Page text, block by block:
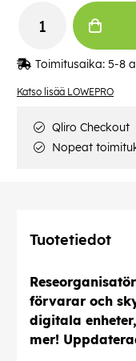
Katso lisää LOWEPRO
Toimitusaika: 5-8
Qliro Checkout
Nopeat
Tuotetiedot
förvarar och
digitala
mer!